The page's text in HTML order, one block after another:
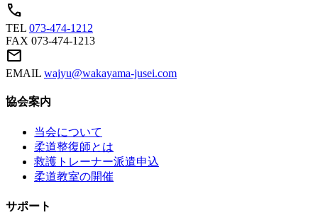
call
TEL 073-474-1212
FAX 073-474-1213
mail
EMAIL wajyu@wakayama-jusei.com
協会案内
当会について
柔道整復師とは
救護トレーナー派遣申込
柔道教室の開催
サポート